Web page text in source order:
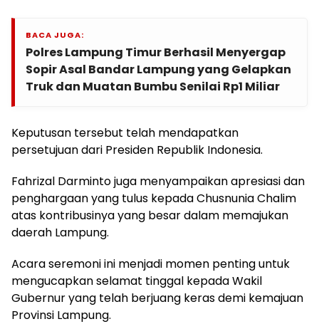
BACA JUGA:
Polres Lampung Timur Berhasil Menyergap
Sopir Asal Bandar Lampung yang Gelapkan
Truk dan Muatan Bumbu Senilai Rp1 Miliar
Keputusan tersebut telah mendapatkan
persetujuan dari Presiden Republik Indonesia.
Fahrizal Darminto juga menyampaikan apresiasi dan
penghargaan yang tulus kepada Chusnunia Chalim
atas kontribusinya yang besar dalam memajukan
daerah Lampung.
Acara seremoni ini menjadi momen penting untuk
mengucapkan selamat tinggal kepada Wakil
Gubernur yang telah berjuang keras demi kemajuan
Provinsi Lampung.